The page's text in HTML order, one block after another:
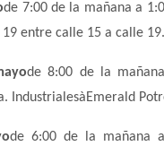
de 7:00 de la mañana a
entre calle 15 a calle 19.
de 8:00 de la
IndustrialesàEmerald
de 6:00 de la mañana